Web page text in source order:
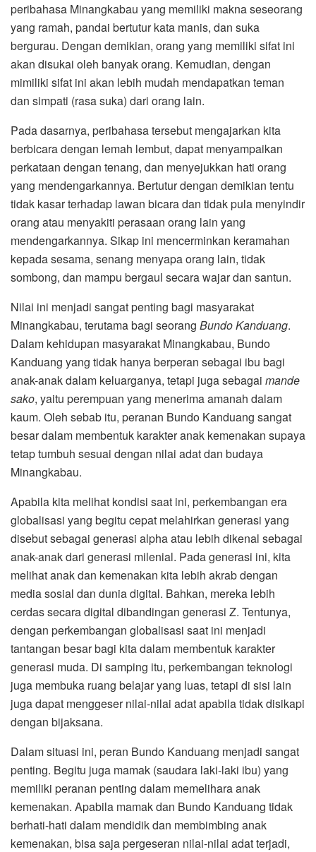
peribahasa Minangkabau yang memiliki makna seseorang
yang ramah, pandai bertutur kata manis, dan suka
bergurau. Dengan demikian, orang yang memiliki sifat ini
akan disukai oleh banyak orang. Kemudian, dengan
mimiliki sifat ini akan lebih mudah mendapatkan teman
dan simpati (rasa suka) dari orang lain.
Pada dasarnya, peribahasa tersebut mengajarkan kita
berbicara dengan lemah lembut, dapat menyampaikan
perkataan dengan tenang, dan menyejukkan hati orang
yang mendengarkannya. Bertutur dengan demikian tentu
tidak kasar terhadap lawan bicara dan tidak pula menyindir
orang atau menyakiti perasaan orang lain yang
mendengarkannya. Sikap ini mencerminkan keramahan
kepada sesama, senang menyapa orang lain, tidak
sombong, dan mampu bergaul secara wajar dan santun.
Nilai ini menjadi sangat penting bagi masyarakat
Minangkabau, terutama bagi seorang Bundo Kanduang.
Dalam kehidupan masyarakat Minangkabau, Bundo
Kanduang yang tidak hanya berperan sebagai ibu bagi
anak-anak dalam keluarganya, tetapi juga sebagai mande
sako, yaitu perempuan yang menerima amanah dalam
kaum. Oleh sebab itu, peranan Bundo Kanduang sangat
besar dalam membentuk karakter anak kemenakan supaya
tetap tumbuh sesuai dengan nilai adat dan budaya
Minangkabau.
Apabila kita melihat kondisi saat ini, perkembangan era
globalisasi yang begitu cepat melahirkan generasi yang
disebut sebagai generasi alpha atau lebih dikenal sebagai
anak-anak dari generasi milenial. Pada generasi ini, kita
melihat anak dan kemenakan kita lebih akrab dengan
media sosial dan dunia digital. Bahkan, mereka lebih
cerdas secara digital dibandingan generasi Z. Tentunya,
dengan perkembangan globalisasi saat ini menjadi
tantangan besar bagi kita dalam membentuk karakter
generasi muda. Di samping itu, perkembangan teknologi
juga membuka ruang belajar yang luas, tetapi di sisi lain
juga dapat menggeser nilai-nilai adat apabila tidak disikapi
dengan bijaksana.
Dalam situasi ini, peran Bundo Kanduang menjadi sangat
penting. Begitu juga mamak (saudara laki-laki ibu) yang
memiliki peranan penting dalam memelihara anak
kemenakan. Apabila mamak dan Bundo Kanduang tidak
berhati-hati dalam mendidik dan membimbing anak
kemenakan, bisa saja pergeseran nilai-nilai adat terjadi,